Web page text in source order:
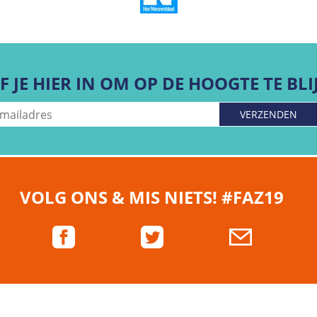
JE HIER IN OM OP DE HOOGTE TE
VOLG ONS & MIS NIETS!#FAZ19